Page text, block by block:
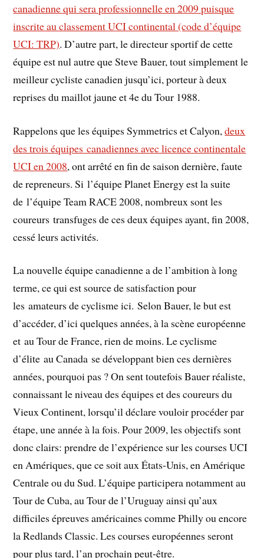
canadienne qui sera professionnelle en 2009 puisque
inscrite au classement UCI continental (code d’équipe
UCI: TRP). D’autre part, le directeur sportif de cette
équipe est nul autre que Steve Bauer, tout simplement le
meilleur cycliste canadien jusqu’ici, porteur à deux
reprises du maillot jaune et 4e du Tour 1988.
Rappelons que les équipes Symmetrics et Calyon,deux
des trois équipes canadiennes avec licence continentale
UCI en 2008, ont arrêté en fin de saison dernière, faute
de repreneurs. Si l’équipe Planet Energy est la suite
de l’équipe Team RACE 2008, nombreux sont les
coureurs transfuges de ces deux équipes ayant, fin 2008,
cessé leurs activités.
La nouvelle équipe canadienne a de l’ambition à long
terme, ce qui est source de satisfaction pour
les amateurs de cyclisme ici. Selon Bauer, le but est
d’accéder, d’ici quelques années, à la scène européenne
et au Tour de France, rien de moins. Le cyclisme
d’élite au Canada se développant bien ces dernières
années, pourquoi pas ? On sent toutefois Bauer réaliste,
connaissant le niveau des équipes et des coureurs du
Vieux Continent, lorsqu’il déclare vouloir procéder par
étape, une année à la fois. Pour 2009, les objectifs sont
donc clairs: prendre de l’expérience sur les courses UCI
en Amériques, que ce soit aux États-Unis, en Amérique
Centrale ou du Sud. L’équipe participera notamment au
Tour de Cuba, au Tour de l’Uruguay ainsi qu’aux
difficiles épreuves américaines comme Philly ou encore
la Redlands Classic. Les courses européennes seront
pour plus tard, l’an prochain peut-être.